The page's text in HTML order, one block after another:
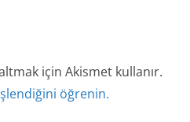
için Akismet kullanır.
öğrenin.